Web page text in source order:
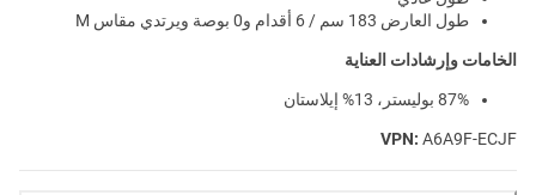
طول العارض 183 سم / 6 أقدام و0 بوصة ويرتدي مقاس M
الخامات وإرشادات العناية
87% بوليستر، 13% إيلاستان
VPN: A6A9F-ECJF